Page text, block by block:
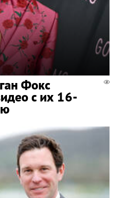
Фокс
с их 16-